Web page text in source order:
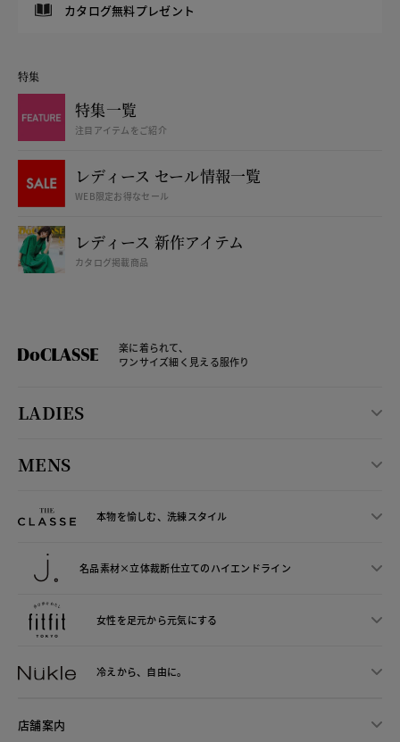
カタログ無料プレゼント
特集
特集一覧
注目アイテムをご紹介
レディース セール情報一覧
WEB限定お得なセール
レディース 新作アイテム
カタログ掲載商品
楽に着られて、
ワンサイズ細く見える服作り
LADIES
MENS
本物を愉しむ、洗練スタイル
名品素材×立体裁断仕立てのハイエンドライン
女性を足元から元気にする
冷えから、 自由に。
店舗案内